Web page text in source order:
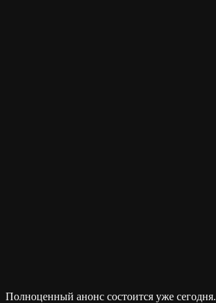
Полноценный анонс состоится уже сегодня.